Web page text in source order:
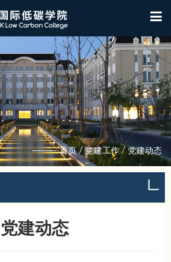
首页/党建工作/ 党建动态
党建动态